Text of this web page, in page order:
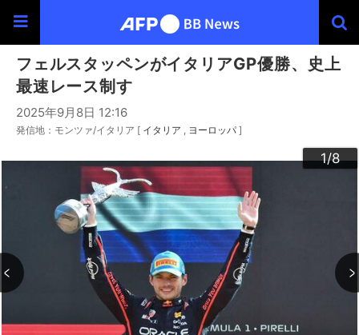
フェルスタッペンがイタリアGP優勝、史上
最速レース制す
2025年9月8日 12:16
発信地：モンツァ/イタリア [ イタリア ヨーロッパ ]
1/8
2/8
3/8
4/8
5/8
6/8
7/8
8/8